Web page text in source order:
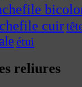
cuir
étui
reliures